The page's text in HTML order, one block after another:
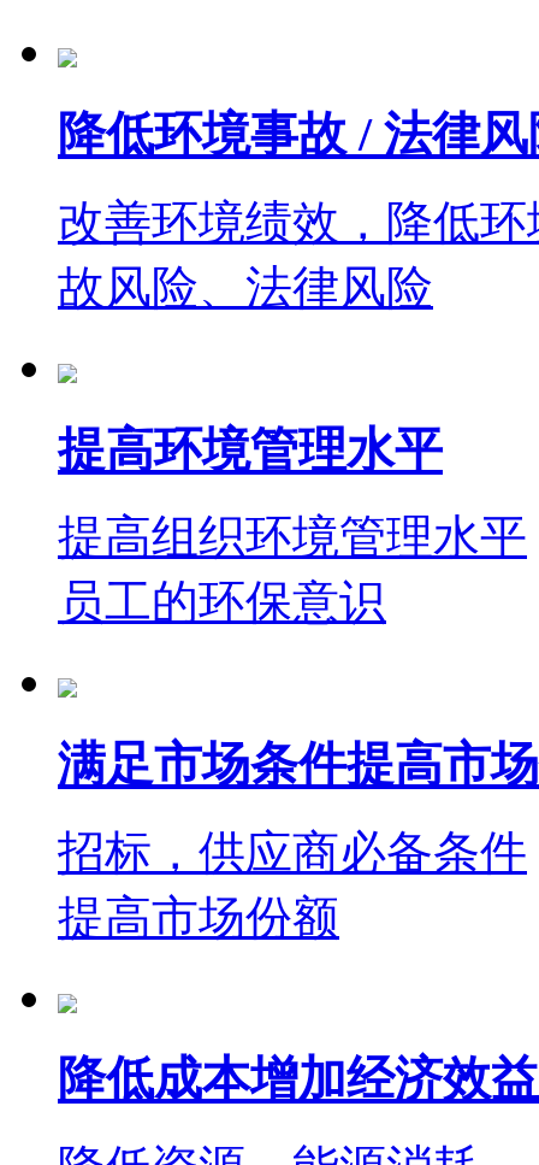
降低环境事故 / 法律
改善环境绩效，降低环
故风险、法律风险
提高环境管理水平
提高组织环境管理水平
员工的环保意识
满足市场条件提高市
招标，供应商必备条件
提高市场份额
降低成本增加经济效益